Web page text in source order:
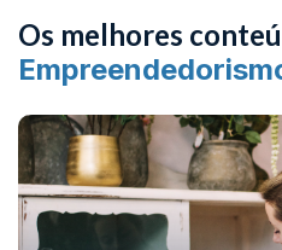
Os melhores